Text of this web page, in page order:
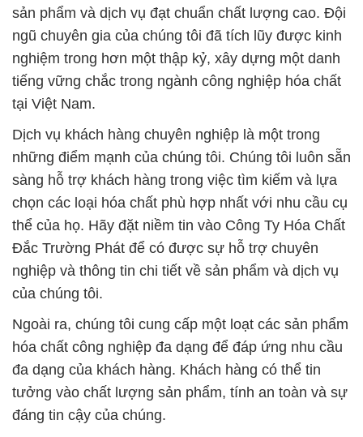
sản phẩm và dịch vụ đạt chuẩn chất lượng cao. Đội
ngũ chuyên gia của chúng tôi đã tích lũy được kinh
nghiệm trong hơn một thập kỷ, xây dựng một danh
tiếng vững chắc trong ngành công nghiệp hóa chất
tại Việt Nam.
Dịch vụ khách hàng chuyên nghiệp là một trong
những điểm mạnh của chúng tôi. Chúng tôi luôn sẵn
sàng hỗ trợ khách hàng trong việc tìm kiếm và lựa
chọn các loại hóa chất phù hợp nhất với nhu cầu cụ
thể của họ. Hãy đặt niềm tin vào Công Ty Hóa Chất
Đắc Trường Phát để có được sự hỗ trợ chuyên
nghiệp và thông tin chi tiết về sản phẩm và dịch vụ
của chúng tôi.
Ngoài ra, chúng tôi cung cấp một loạt các sản phẩm
hóa chất công nghiệp đa dạng để đáp ứng nhu cầu
đa dạng của khách hàng. Khách hàng có thể tin
tưởng vào chất lượng sản phẩm, tính an toàn và sự
đáng tin cậy của chúng.